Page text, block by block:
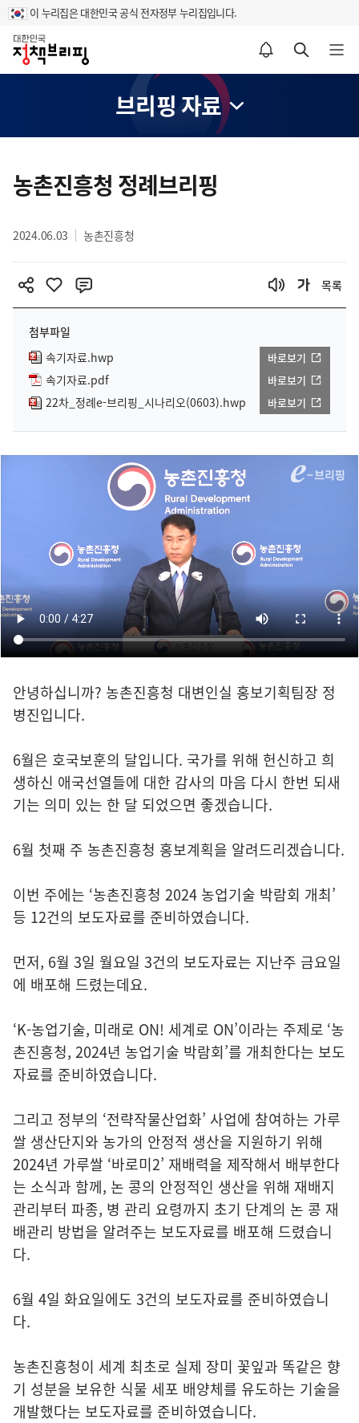
이 누리집은 대한민국 공식 전자정부 누리집입니다.
홈
알림설정 바로가기 검색 바로가기 메뉴 열기
브리핑 자료
텐
츠
역
농촌진흥청 정례브리핑
2024.06.03 농촌진흥청
목록
첨부파일
속기자료.hwp
바로보기
속기자료.pdf 바로보기
22차_정례e-브리핑_시나리오(0603).hwp 바로보기
안녕하십니까? 농촌진흥청 대변인실 홍보기획팀장 정
병진입니다.
6월은 호국보훈의 달입니다. 국가를 위해 헌신하고 희
생하신 애국선열들에 대한 감사의 마음 다시 한번 되새
기는 의미 있는 한 달 되었으면 좋겠습니다.
6월 첫째 주 농촌진흥청 홍보계획을 알려드리겠습니다.
이번 주에는 ‘농촌진흥청 2024 농업기술 박람회 개최’
등 12건의 보도자료를 준비하였습니다.
먼저, 6월 3일 월요일 3건의 보도자료는 지난주 금요일
에 배포해 드렸는데요.
‘K-농업기술, 미래로 ON! 세계로 ON’이라는 주제로 ‘농
촌진흥청, 2024년 농업기술 박람회’를 개최한다는 보도
자료를 준비하였습니다.
그리고 정부의 ‘전략작물산업화’ 사업에 참여하는 가루
쌀 생산단지와 농가의 안정적 생산을 지원하기 위해
2024년 가루쌀 ‘바로미2’ 재배력을 제작해서 배부한다
는 소식과 함께, 논 콩의 안정적인 생산을 위해 재배지
관리부터 파종, 병 관리 요령까지 초기 단계의 논 콩 재
배관리 방법을 알려주는 보도자료를 배포해 드렸습니
다.
6월 4일 화요일에도 3건의 보도자료를 준비하였습니
다.
농촌진흥청이 세계 최초로 실제 장미 꽃잎과 똑같은 향
기 성분을 보유한 식물 세포 배양체를 유도하는 기술을
개발했다는 보도자료를 준비하였습니다.